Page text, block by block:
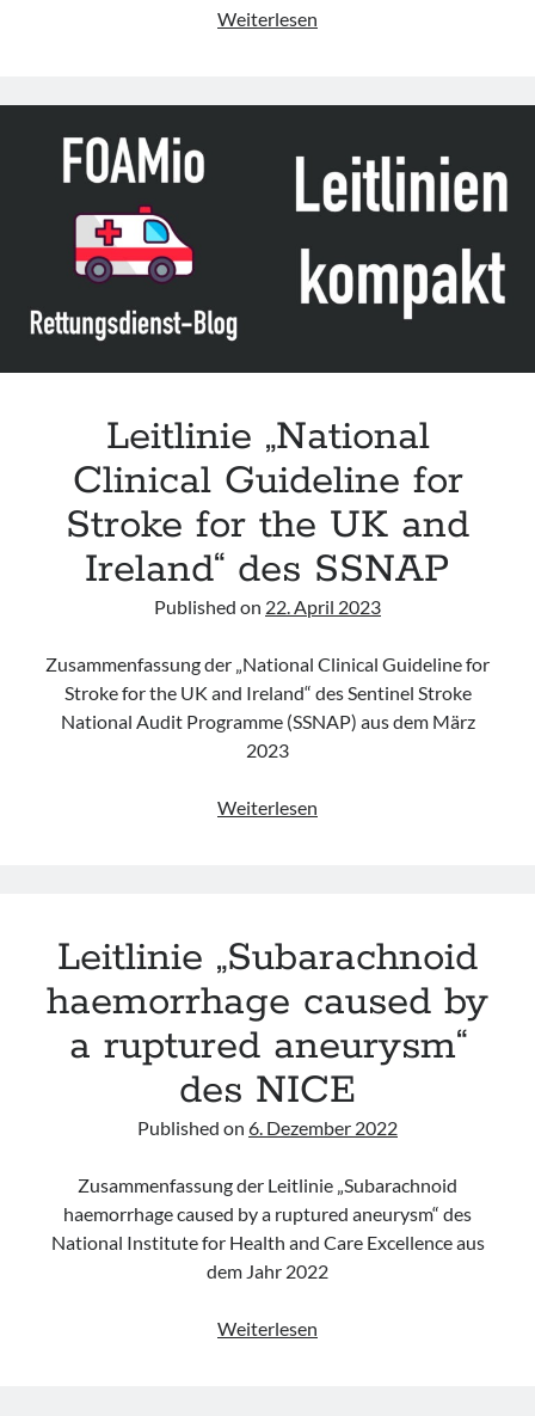
Weiterlesen
(ICP)“
DGN
(Update
2023)
Leitlinie „National
Clinical Guideline for
Stroke for the UK and
Ireland“ des SSNAP
Published on 22. April 2023
Zusammenfassung der „National Clinical Guideline for
Stroke for the UK and Ireland“ des Sentinel Stroke
National Audit Programme (SSNAP) aus dem März
2023
Weiterlesen
Stroke
the
UK
and
Ireland“
des
Leitlinie „Subarachnoid
haemorrhage caused by
a ruptured aneurysm“
des NICE
Published on 6. Dezember 2022
Zusammenfassung der Leitlinie „Subarachnoid
haemorrhage caused by a ruptured aneurysm“ des
National Institute for Health and Care Excellence aus
dem Jahr 2022
Weiterlesen